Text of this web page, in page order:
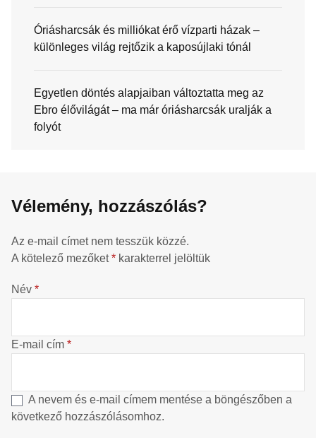
Óriásharcsák és milliókat érő vízparti házak –
különleges világ rejtőzik a kaposújlaki tónál
Egyetlen döntés alapjaiban változtatta meg az
Ebro élővilágát – ma már óriásharcsák uralják a
folyót
Vélemény, hozzászólás?
Az e-mail címet nem tesszük közzé.
A kötelező mezőket* karakterrel jelöltük
Név *
E-mail cím *
A nevem és e-mail címem mentése a böngészőben a
következő hozzászólásomhoz.